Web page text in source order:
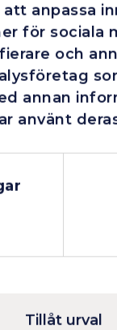
anpassa
för sociala
och
annan
använt
Tillåt urval